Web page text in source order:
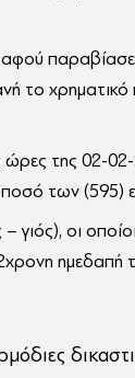
το
της 02-
των (595)
γιός), οι
ημεδαπή